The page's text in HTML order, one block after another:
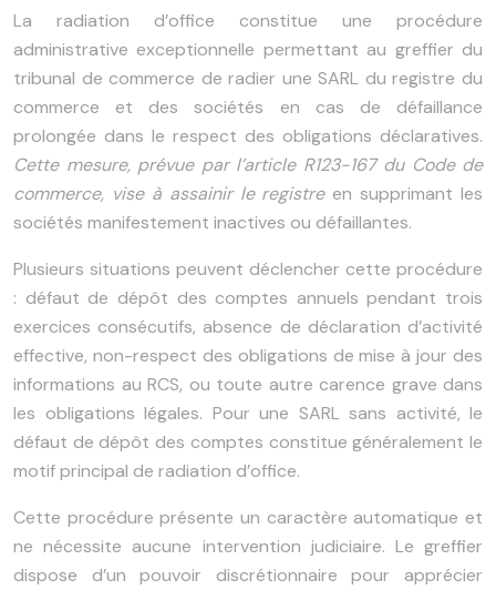
La radiation d’office constitue une procédure
administrative exceptionnelle permettant au greffier du
tribunal de commerce de radier une SARL du registre du
commerce et des sociétés en cas de défaillance
prolongée dans le respect des obligations déclaratives.
Cette mesure, prévue par l’article R123-167 du Code de
commerce, vise à assainir le registre en supprimant les
sociétés manifestement inactives ou défaillantes.
Plusieurs situations peuvent déclencher cette procédure
: défaut de dépôt des comptes annuels pendant trois
exercices consécutifs, absence de déclaration d’activité
effective, non-respect des obligations de mise à jour des
informations au RCS, ou toute autre carence grave dans
les obligations légales. Pour une SARL sans activité, le
défaut de dépôt des comptes constitue généralement le
motif principal de radiation d’office.
Cette procédure présente un caractère automatique et
ne nécessite aucune intervention judiciaire. Le greffier
dispose d’un pouvoir discrétionnaire pour apprécier